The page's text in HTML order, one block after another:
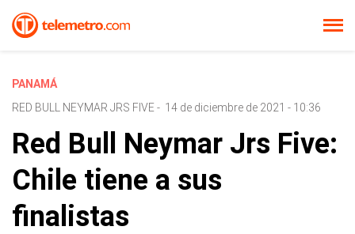
PANAMÁ
RED BULL NEYMAR JRS FIVE- 14 de diciembre de 2021 - 10:36
Red Bull Neymar Jrs Five:
Chile tiene a sus
finalistas